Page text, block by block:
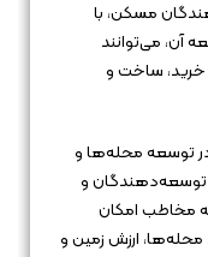
مسکن، با
آن، می‌توانند
خرید، ساخت و
توسعه محله‌ها و
توسعه‌دهندگان و
مخاطب امکان
محله‌ها، ارزش زمین و